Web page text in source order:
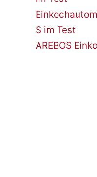
S im Test
AREBOS